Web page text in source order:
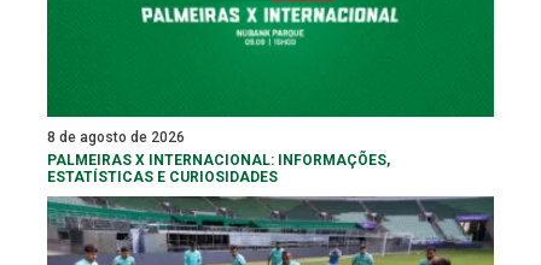
8 de agosto de 2026
PALMEIRAS X INTERNACIONAL: INFORMAÇÕES,
ESTATÍSTICAS E CURIOSIDADES